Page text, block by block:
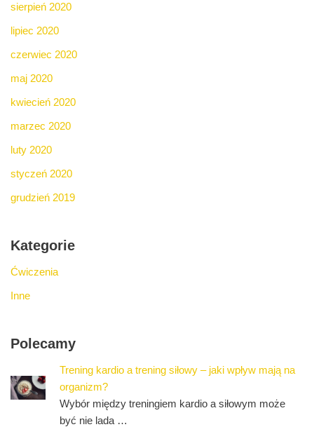
sierpień 2020
lipiec 2020
czerwiec 2020
maj 2020
kwiecień 2020
marzec 2020
luty 2020
styczeń 2020
grudzień 2019
Kategorie
Ćwiczenia
Inne
Polecamy
Trening kardio a trening siłowy – jaki wpływ mają na
organizm?
Wybór między treningiem kardio a siłowym może
być nie lada …